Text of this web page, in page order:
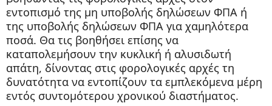
εντοπισμό της μη υποβολής δηλώσεων ΦΠΑ ή
της υποβολής δηλώσεων ΦΠΑ για χαμηλότερα
ποσά. Θα τις βοηθήσει επίσης να
καταπολεμήσουν την κυκλική ή αλυσιδωτή
απάτη, δίνοντας στις φορολογικές αρχές τη
δυνατότητα να εντοπίζουν τα εμπλεκόμενα μέρη
εντός συντομότερου χρονικού διαστήματος.